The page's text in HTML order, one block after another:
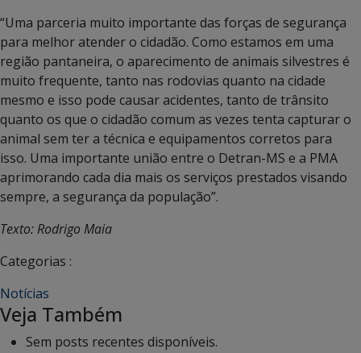
“Uma parceria muito importante das forças de segurança
para melhor atender o cidadão. Como estamos em uma
região pantaneira, o aparecimento de animais silvestres é
muito frequente, tanto nas rodovias quanto na cidade
mesmo e isso pode causar acidentes, tanto de trânsito
quanto os que o cidadão comum as vezes tenta capturar o
animal sem ter a técnica e equipamentos corretos para
isso. Uma importante união entre o Detran-MS e a PMA
aprimorando cada dia mais os serviços prestados visando
sempre, a segurança da população”.
Texto: Rodrigo Maia
Categorias :
Notícias
Veja Também
Sem posts recentes disponíveis.